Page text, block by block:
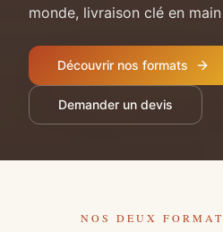
monde, livraison clé en
Découvrir nos formats
Demander un devis
NOS DEUX